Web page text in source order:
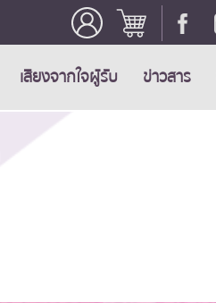
เสียงจากใจผู้รับ ข่าวสาร